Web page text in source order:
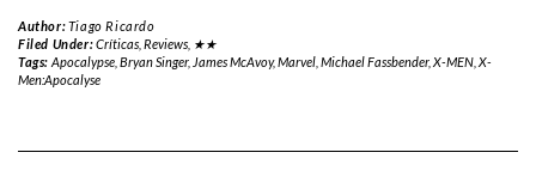
Author:Tiago Ricardo
Filed Under:Críticas, Reviews, ★★
Tags: Apocalypse, Bryan Singer, James McAvoy,Marvel, Michael Fassbender, X-MEN, X-
Men:Apocalyse